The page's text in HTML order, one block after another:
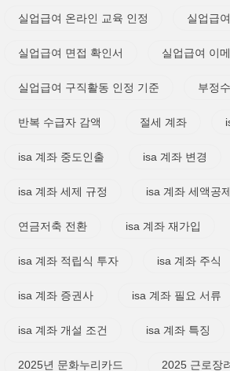
실업급여 온라인 교육 인정 실업급
실업급여 면접 확인서 실업급여 이
실업급여 구직활동 인정 기준 부정
반복 수급자 감액 절세 계좌
isa 계좌 중도인출 isa 계좌 변경
isa 계좌 세제 규정 isa 계좌 세액공제
연금저축 전환 isa 계좌 재가입
isa 계좌 적립식 투자 isa 계좌 주식
isa 계좌 증권사 isa 계좌 필요 서류
isa 계좌 개설 조건 isa 계좌 특징
2025년 문화누리카드 2025 근로장